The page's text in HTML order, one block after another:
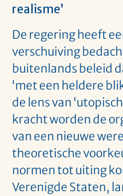
realisme’
De regering heeft
verschuiving
buitenlands beleid
‘met een heldere
de lens van
kracht worden de
van een nieuwe
theoretische
normen tot uiting
Verenigde Staten,